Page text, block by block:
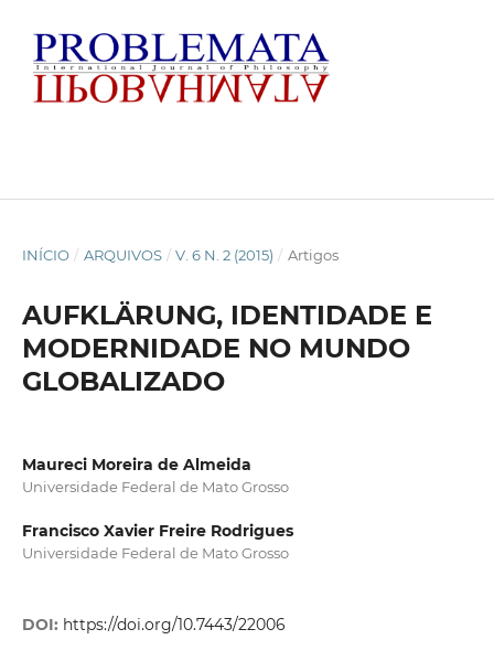
INÍCIO / ARQUIVOS / V. 6 N. 2 (2015) / Artigos
AUFKLÄRUNG, IDENTIDADE E
MODERNIDADE NO MUNDO
GLOBALIZADO
Maureci Moreira de Almeida
Universidade Federal de Mato Grosso
Francisco Xavier Freire Rodrigues
Universidade Federal de Mato Grosso
DOI: https://doi.org/10.7443/22006